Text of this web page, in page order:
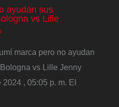
ayudan sus
vs Lille
marca pero no ayudan
vs Lille Jenny
, 05:05 p. m. El